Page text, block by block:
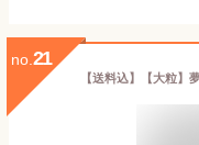
no. 21